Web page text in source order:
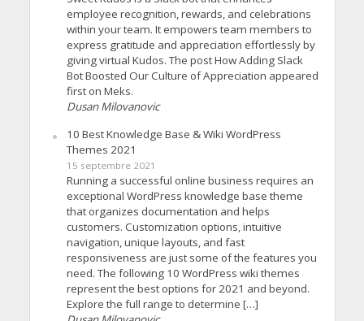
employee recognition, rewards, and celebrations
within your team. It empowers team members to
express gratitude and appreciation effortlessly by
giving virtual Kudos. The post How Adding Slack
Bot Boosted Our Culture of Appreciation appeared
first on Meks.
Dusan Milovanovic
10 Best Knowledge Base & Wiki WordPress
Themes 2021
15 septembre 2021
Running a successful online business requires an
exceptional WordPress knowledge base theme
that organizes documentation and helps
customers. Customization options, intuitive
navigation, unique layouts, and fast
responsiveness are just some of the features you
need. The following 10 WordPress wiki themes
represent the best options for 2021 and beyond.
Explore the full range to determine […]